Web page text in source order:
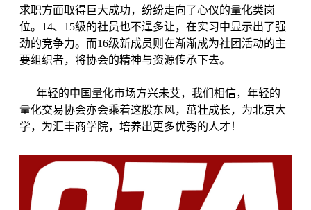
求职方面取得巨大成功，纷纷走向了心仪的量化类岗
位。14、15级的社员也不遑多让，在实习中显示出了强
劲的竞争力。而16级新成员则在渐渐成为社团活动的主
要组织者，将协会的精神与资源传承下去。
年轻的中国量化市场方兴未艾，我们相信，年轻的
量化交易协会亦会乘着这股东风，茁壮成长，为北京大
学，为汇丰商学院，培养出更多优秀的人才！